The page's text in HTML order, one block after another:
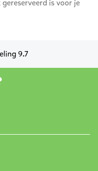
is voor je
9.7